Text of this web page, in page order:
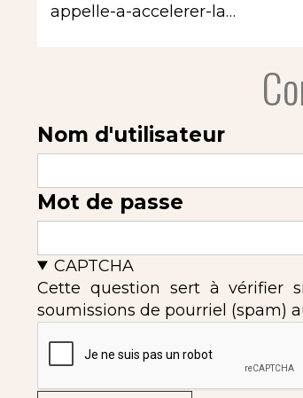
appelle-a-accelerer-la…
Nom d'utilisateur
Mot de passe
CAPTCHA
Cette question sert à vérifier
soumissions de pourriel (spam)